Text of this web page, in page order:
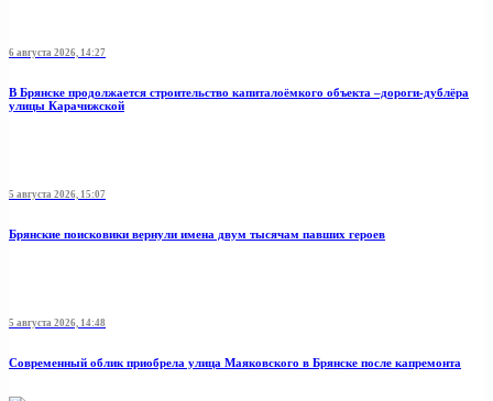
6 августа 2026, 14:27
В Брянске продолжается строительство капиталоёмкого объекта –дороги-дублёра
улицы Карачижской
5 августа 2026, 15:07
Брянские поисковики вернули имена двум тысячам павших героев
5 августа 2026, 14:48
Современный облик приобрела улица Маяковского в Брянске после капремонта